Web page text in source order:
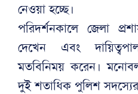
নেওয়া হচ্ছে।
পরিদর্শনকালে জেলা
দেখেন এবং
মতবিনিময় করেন। মনোবল
দুই শতাধিক পুলিশ